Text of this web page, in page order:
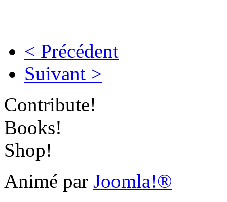
< Précédent
Suivant >
Contribute!
Books!
Shop!
Animé par Joomla!®